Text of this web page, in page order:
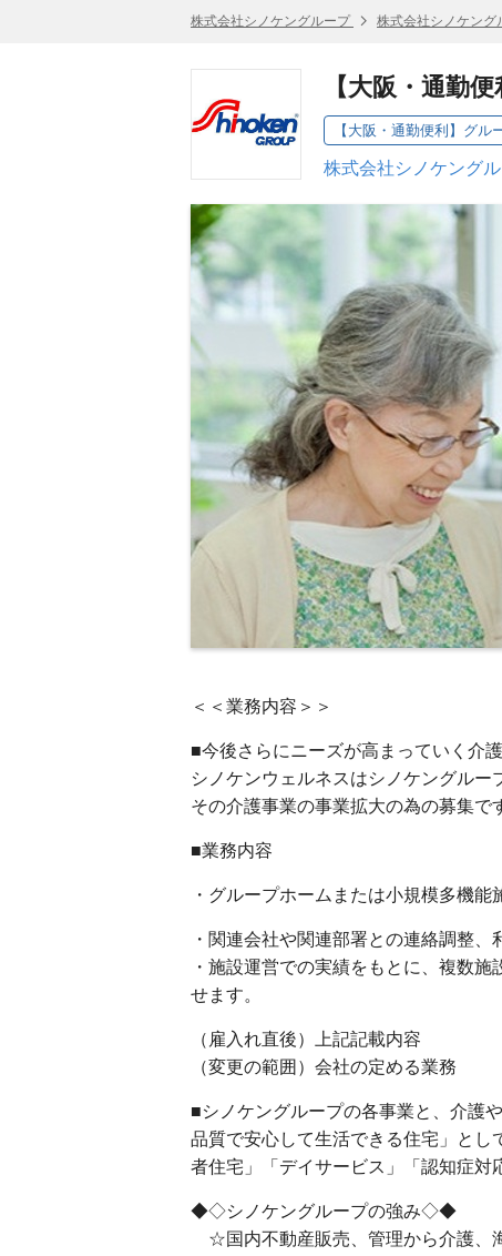
株式会社シノケングループ 株式会社シノケング
【大阪・通勤
【大阪・通勤便利】グル
株式会社シノケング
＜＜業務内容＞＞
■今後さらにニーズが高まっていく介護
シノケンウェルネスはシノケングルー
その介護事業の事業拡大の為の募集で
■業務内容
・グループホームまたは小規模多機能
・関連会社や関連部署との連絡調整
・施設運営での実績をもとに、複数
せます。
（雇入れ直後）上記記載内容
（変更の範囲）会社の定める業務
■シノケングループの各事業と、介護
品質で安心して生活できる住宅」とし
者住宅」「デイサービス」「認知症対
◆◇シノケングループの強み◇◆
☆国内不動産販売、管理から介護、